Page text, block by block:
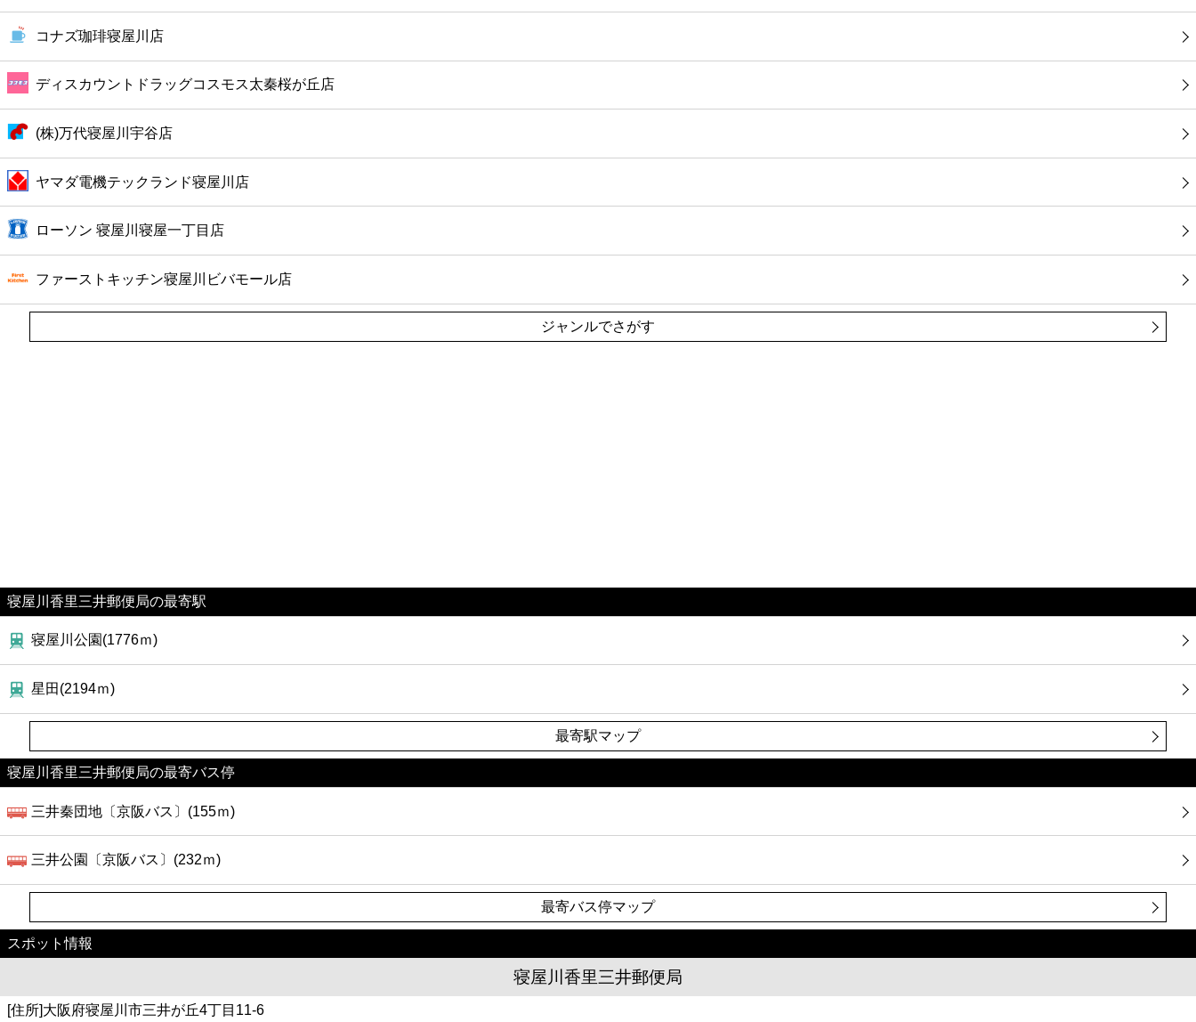
ファーストフード
ショッピング
銀行
公共
病院
コナズ珈琲寝屋川店
ディスカウントドラッグコスモス太秦桜が丘店
(株)万代寝屋川宇谷店
ヤマダ電機テックランド寝屋川店
ローソン 寝屋川寝屋一丁目店
ファーストキッチン寝屋川ビバモール店
ジャンルでさがす
寝屋川香里三井郵便局の最寄駅
寝屋川公園(1776ｍ)
星田(2194ｍ)
最寄駅マップ
寝屋川香里三井郵便局の最寄バス停
三井秦団地〔京阪バス〕(155ｍ)
三井公園〔京阪バス〕(232ｍ)
最寄バス停マップ
スポット情報
寝屋川香里三井郵便局
[住所]大阪府寝屋川市三井が丘4丁目11-6